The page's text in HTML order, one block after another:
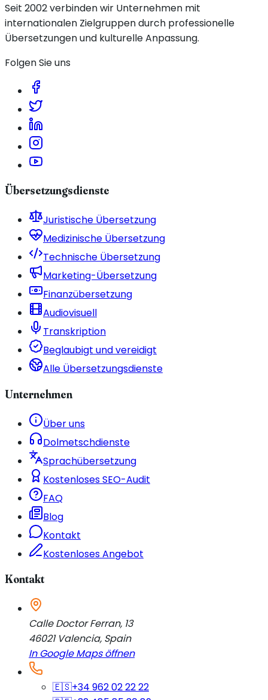
Seit 2002 verbinden wir Unternehmen mit
internationalen Zielgruppen durch professionelle
Übersetzungen und kulturelle Anpassung.
Folgen Sie uns
Übersetzungsdienste
Juristische Übersetzung
Medizinische Übersetzung
Technische Übersetzung
Marketing-Übersetzung
Finanzübersetzung
Audiovisuell
Transkription
Beglaubigt und vereidigt
Alle Übersetzungsdienste
Unternehmen
Über uns
Dolmetschdienste
Sprachübersetzung
Kostenloses SEO-Audit
FAQ
Blog
Kontakt
Kostenloses Angebot
Kontakt
Calle Doctor Ferran, 13
46021 Valencia, Spain
In Google Maps öffnen
🇪🇸+34 962 02 22 22